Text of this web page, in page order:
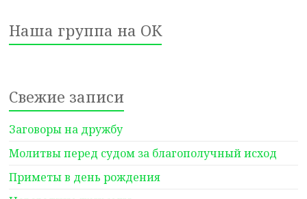
Наша группа на ОК
Свежие записи
Заговоры на дружбу
Молитвы перед судом за благополучный исход
Приметы в день рождения